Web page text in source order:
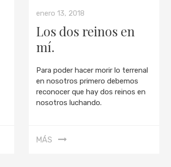
enero 13, 2018
Los dos reinos en
mí.
Para poder hacer morir lo terrenal
en nosotros primero debemos
reconocer que hay dos reinos en
nosotros luchando.
MÁS